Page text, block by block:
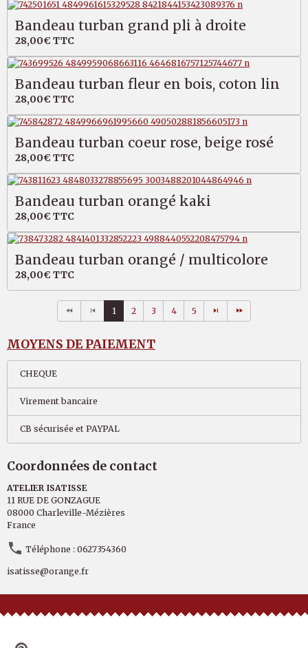
Bandeau turban grand pli à droite
28,00€ TTC
Bandeau turban fleur en bois, coton lin
28,00€ TTC
Bandeau turban coeur rose, beige rosé
28,00€ TTC
Bandeau turban orangé kaki
28,00€ TTC
Bandeau turban orangé / multicolore
28,00€ TTC
1 2 3 4 5
MOYENS DE PAIEMENT
CHEQUE
Virement bancaire
CB sécurisée et PAYPAL
Coordonnées de contact
ATELIER ISATISSE
11 RUE DE GONZAGUE
08000 Charleville-Mézières
France
Téléphone : 0627354360
isatisse@orange.fr